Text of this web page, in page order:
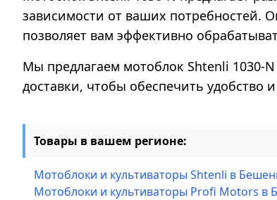
зависимости от ваших потребностей.
позволяет вам эффективно
Мы предлагаем мотоблок Shtenli 1030-
доставки, чтобы обеспечить удобство
Товары в вашем регионе:
Мотоблоки и культиваторы Shtenli в
Мотоблоки и культиваторы Profi Motors в